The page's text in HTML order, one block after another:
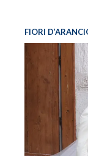
FIORI